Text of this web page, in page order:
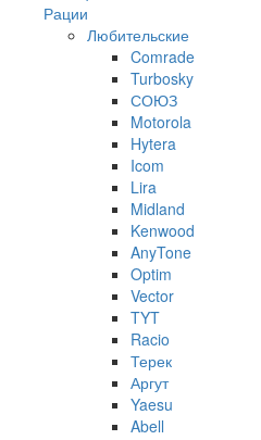
Рации
Любительские
Comrade
Turbosky
СОЮЗ
Motorola
Hytera
Icom
Lira
Midland
Kenwood
AnyTone
Optim
Vector
TYT
Racio
Терек
Аргут
Yaesu
Abell